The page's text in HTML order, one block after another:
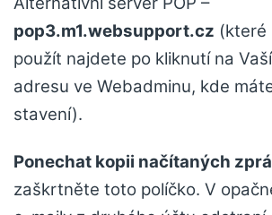
pop3.m1.websupport.cz (které
použít najdete po kliknutí na
adresu ve Webadminu, kde
stavení).
Ponechat kopii načítaných
zaškrtněte toto políčko. V